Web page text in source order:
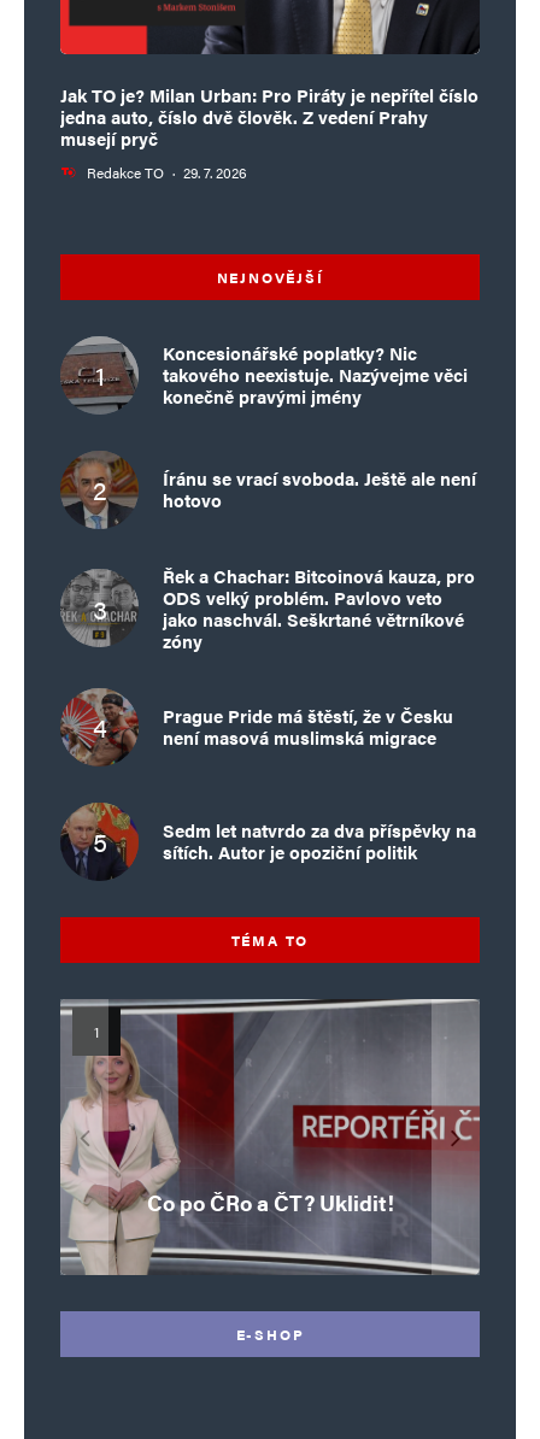
Jak TO je? Milan Urban: Pro Piráty je nepřítel číslo
jedna auto, číslo dvě člověk. Z vedení Prahy
musejí pryč
Redakce TO · 29. 7. 2026
NEJNOVĚJŠÍ
Koncesionářské poplatky? Nic
takového neexistuje. Nazývejme věci
konečně pravými jmény
Íránu se vrací svoboda. Ještě ale není
hotovo
Řek a Chachar: Bitcoinová kauza, pro
ODS velký problém. Pavlovo veto
jako naschvál. Seškrtané větrníkové
zóny
Prague Pride má štěstí, že v Česku
není masová muslimská migrace
Sedm let natvrdo za dva příspěvky na
sítích. Autor je opoziční politik
TÉMA TO
Co po ČRo a ČT? Uklidit!
Islamistický teror v EU, 6. díl:
Brutální poprava 85letého
katolického kněze Jacquese
Hamela
Islamistický teror v EU, 5. díl:
Krvavé oslavy pádu Bastily
v Nice
Mýty o Václavu Klausovi:
Pivo, jazz, hádky, loajalita
i humor. Jakl boří legendy
o bývalém prezidentovi
Vymíráme a politici lžou:
porodnost nezachrání
dotace, byty ani zkrácené
úvazky
Pim Fortuyn: Muž, který se
nestihl stát premiérem
E-SHOP